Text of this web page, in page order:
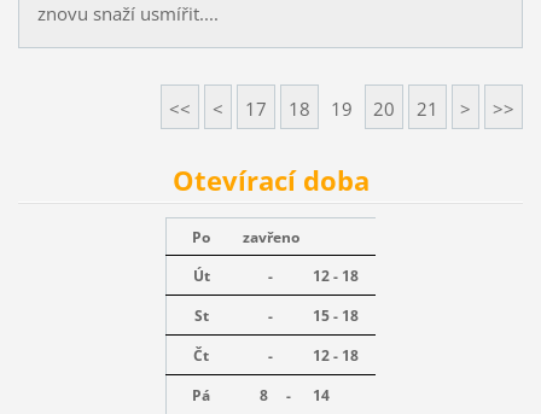
znovu snaží usmířit....
<< < 17 18 19 20 21 > >>
Otevírací doba
Po
zavřeno
Út
-
12 - 18
St
-
15 - 18
Čt
-
12 - 18
Pá
8 - 14